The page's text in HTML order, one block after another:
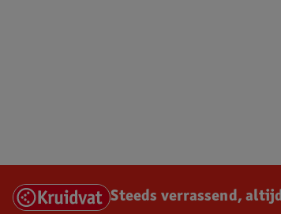
Steeds verrassend,